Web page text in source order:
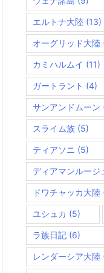
エルトナ大陸 (13)
オーグリッド大陸
カミハルムイ (11)
ガートラント (4)
サンアンドムーン
スライム族 (5)
ティアソニ (5)
ディアマンルージ
ドワチャッカ大陸
ユシュカ (5)
ラ族日記 (6)
レンダーシア大陸